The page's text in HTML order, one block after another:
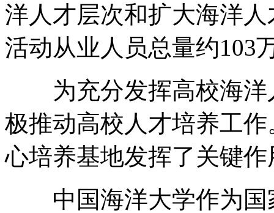
洋人才层次和扩大海洋
活动从业人员总量约103
为充分发挥高校海洋
极推动高校人才培养工
心培养基地发挥了关键作
中国海洋大学作为国